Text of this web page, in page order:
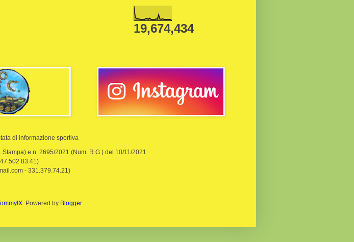
19,674,434
di informazione sportiva
Stampa) e n. 2695/2021 (Num. R.G.) del 10/11/2021
- 331.379.74.21)
. Powered by Blogger.